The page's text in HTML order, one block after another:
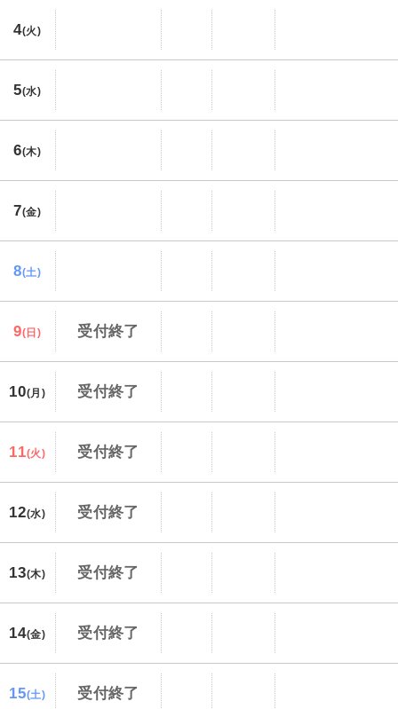
4(火)
5(水)
6(木)
7(金)
8(土)
9(日) 受付終了
10(月) 受付終了
11(火) 受付終了
12(水) 受付終了
13(木) 受付終了
14(金) 受付終了
15(土) 受付終了